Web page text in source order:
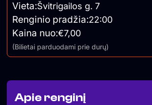
Apie renginį
Vieta:Švitrigailos g. 7
Renginio pradžia:22:00
Kaina nuo:€7,00
(Bilietai parduodami prie durų)